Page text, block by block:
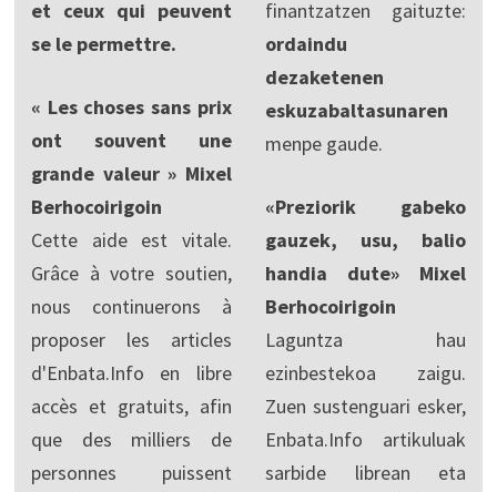
et ceux qui peuvent
se le permettre.
« Les choses sans prix
ont souvent une
grande valeur » Mixel
Berhocoirigoin
Cette aide est vitale.
Grâce à votre soutien,
nous continuerons à
proposer les articles
d'Enbata.Info en libre
accès et gratuits, afin
que des milliers de
personnes puissent
finantzatzen gaituzte:
ordaindu
dezaketenen
eskuzabaltasunaren
menpe gaude.
«Preziorik gabeko
gauzek, usu, balio
handia dute» Mixel
Berhocoirigoin
Laguntza hau
ezinbestekoa zaigu.
Zuen sustenguari esker,
Enbata.Info artikuluak
sarbide librean eta